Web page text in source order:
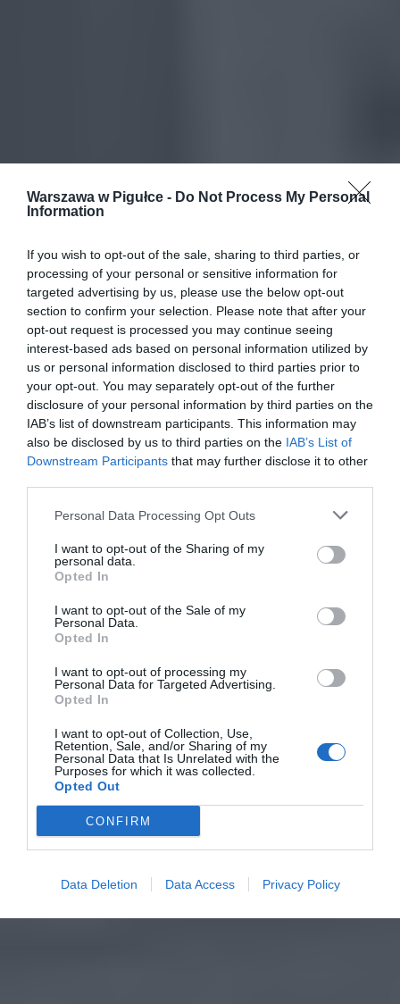
Warszawa w Pigułce - Do Not Process My Personal
Information
If you wish to opt-out of the sale, sharing to third parties, or
processing of your personal or sensitive information for
targeted advertising by us, please use the below opt-out
section to confirm your selection. Please note that after your
opt-out request is processed you may continue seeing
interest-based ads based on personal information utilized by
us or personal information disclosed to third parties prior to
your opt-out. You may separately opt-out of the further
disclosure of your personal information by third parties on the
IAB’s list of downstream participants. This information may
also be disclosed by us to third parties on the IAB’s List of
Downstream Participants that may further disclose it to other
Personal Data Processing Opt Outs
I want to opt-out of the Sharing of my
personal data.
Opted In
I want to opt-out of the Sale of my
Personal Data.
Opted In
I want to opt-out of processing my
Personal Data for Targeted Advertising.
Opted In
I want to opt-out of Collection, Use,
Retention, Sale, and/or Sharing of my
Personal Data that Is Unrelated with the
Purposes for which it was collected.
Opted Out
CONFIRM
Data Deletion Data Access Privacy Policy